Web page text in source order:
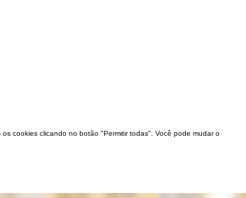
cookies clicando no botão "Permitir todas". Você pode mudar o